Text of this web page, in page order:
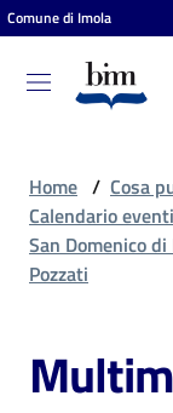
Vai al contenuto
Vai alla navigazione
Vai al footer
Comune di Imola
comunale
Entra
Cosa
puoi
Home / Cosa
Calendario eventi
San Domenico
Pozzati